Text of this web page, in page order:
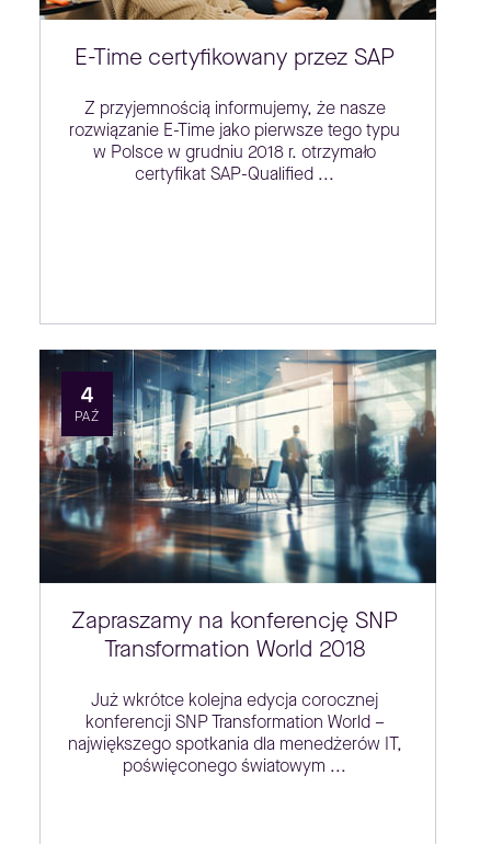
E-Time certyfikowany przez SAP
Z przyjemnością informujemy, że nasze
rozwiązanie E-Time jako pierwsze tego typu
w Polsce w grudniu 2018 r. otrzymało
certyfikat SAP-Qualified ...
4
PAŹ
Zapraszamy na konferencję SNP
Transformation World 2018
Już wkrótce kolejna edycja corocznej
konferencji SNP Transformation World –
największego spotkania dla menedżerów IT,
poświęconego światowym ...